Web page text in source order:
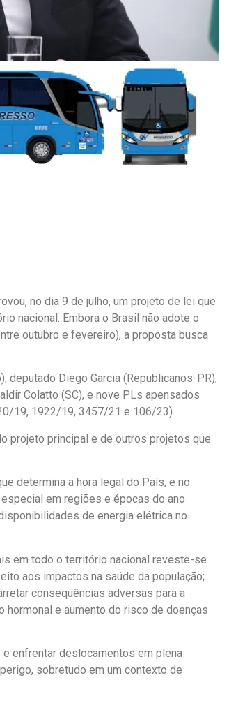
no dia 9 de julho, um projeto de lei que
nacional. Embora o Brasil não adote o
outubro e fevereiro), a proposta busca
), deputado Diego Garcia (Republicanos-PR),
Colatto (SC), e nove PLs apensados
19, 1922/19, 3457/21 e 106/23).
projeto principal e de outros projetos que
determina a hora legal do País, e no
em regiões e épocas do ano
de energia elétrica no
em todo o território nacional reveste-se
aos impactos na saúde da população;
consequências adversas para a
e aumento do risco de doenças
enfrentar deslocamentos em plena
sobretudo em um contexto de